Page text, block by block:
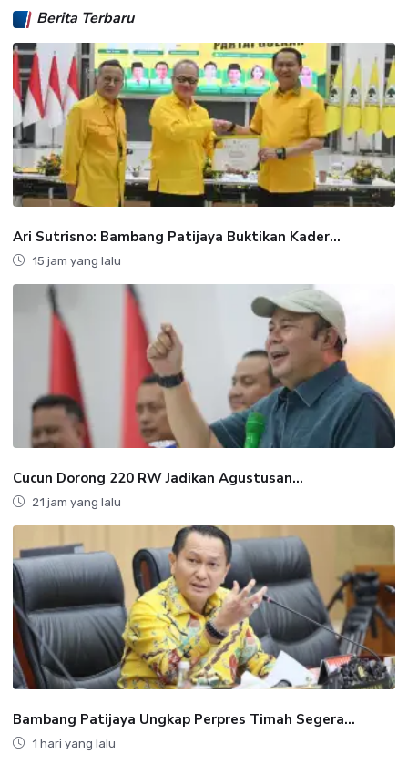
Berita Terbaru
Ari Sutrisno: Bambang Patijaya Buktikan Kader...
15 jam yang lalu
Cucun Dorong 220 RW Jadikan Agustusan...
21 jam yang lalu
Bambang Patijaya Ungkap Perpres Timah Segera...
1 hari yang lalu